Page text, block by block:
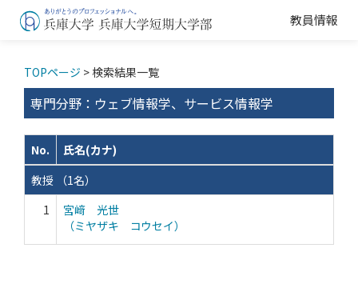
教員情報
TOPページ > 検索結果一覧
専門分野：ウェブ情報学、サービス情報学
No.
氏名(カナ)
教授 （1名）
1
宮﨑 光世
（ミヤザキ コウセイ）